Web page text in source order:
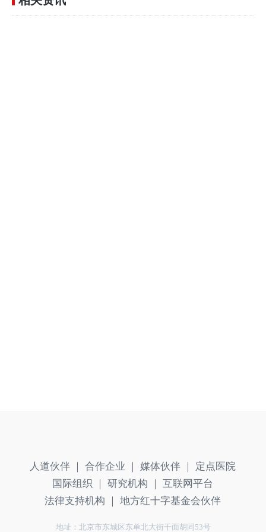
人道伙伴 ｜ 合作企业 ｜ 媒体伙伴 ｜
定点医院
国际组织 ｜
研究机构 ｜
互联网平台
法律支持机构 ｜
地方红十字基金会伙伴
地址：北京市东城区东单北大街干面胡同53号